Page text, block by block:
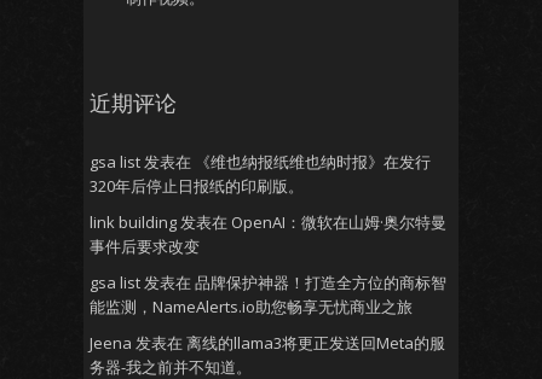
近期评论
gsa list发表在
《维也纳报纸维也纳时报》在发行
320年后停止日报纸的印刷版。
link building发表在 OpenAI：微软在山姆·奥尔特曼
事件后要求改变
gsa list发表在 品牌保护神器！打造全方位的商标智
能监测，NameAlerts.io助您畅享无忧商业之旅
Jeena 发表在 离线的llama3将更正发送回Meta的服
务器-我之前并不知道。